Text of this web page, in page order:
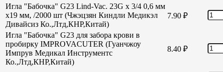
Игла "Бабочка" G23 Lind-Vac. 23G х 3/4 0,6 мм
х19 мм, /2000 шт (Чжэцзян Киндли Медикэл
Дивайсиз Ко.,Лтд,КНР,Китай)
7.90 ₽
Игла "Бабочка" G23 для забора крови в
пробирку IMPROVACUTER (Гуанчжоу
Импрув Медикал Инструментс
Ко.,Лтд,КНР,Китай)
8.40 ₽